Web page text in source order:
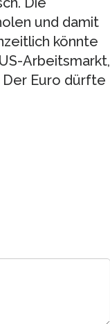
und damit
könnte
Arbeitsmarkt,
Euro dürfte